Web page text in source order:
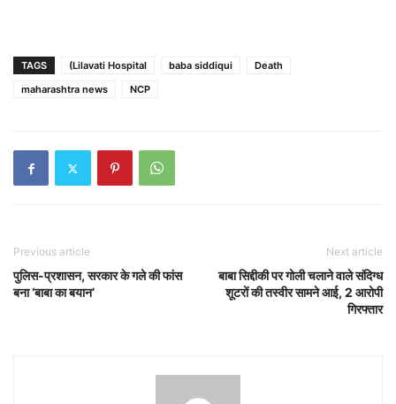
TAGS (Lilavati Hospital baba siddiqui
Death
maharashtra news
NCP
Previous article
पुलिस-प्रशासन, सरकार के गले की फांस
बना ‘बाबा का बयान’
Next article
बाबा सिद्दीकी पर गोली चलाने वाले संदिग्ध
शूटरों की तस्वीर सामने आई, 2 आरोपी
गिरफ्तार